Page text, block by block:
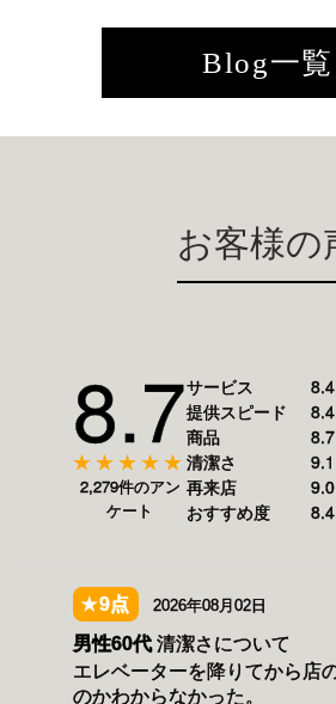
Blog一覧
お客様の